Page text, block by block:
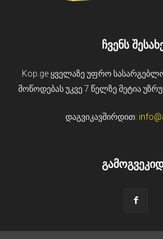
ჩვენს
Kop.ge ყველაზე უფრო
მოწოდებას უკვე 7 წელზე მეტია
დაგვიკავშირდით: